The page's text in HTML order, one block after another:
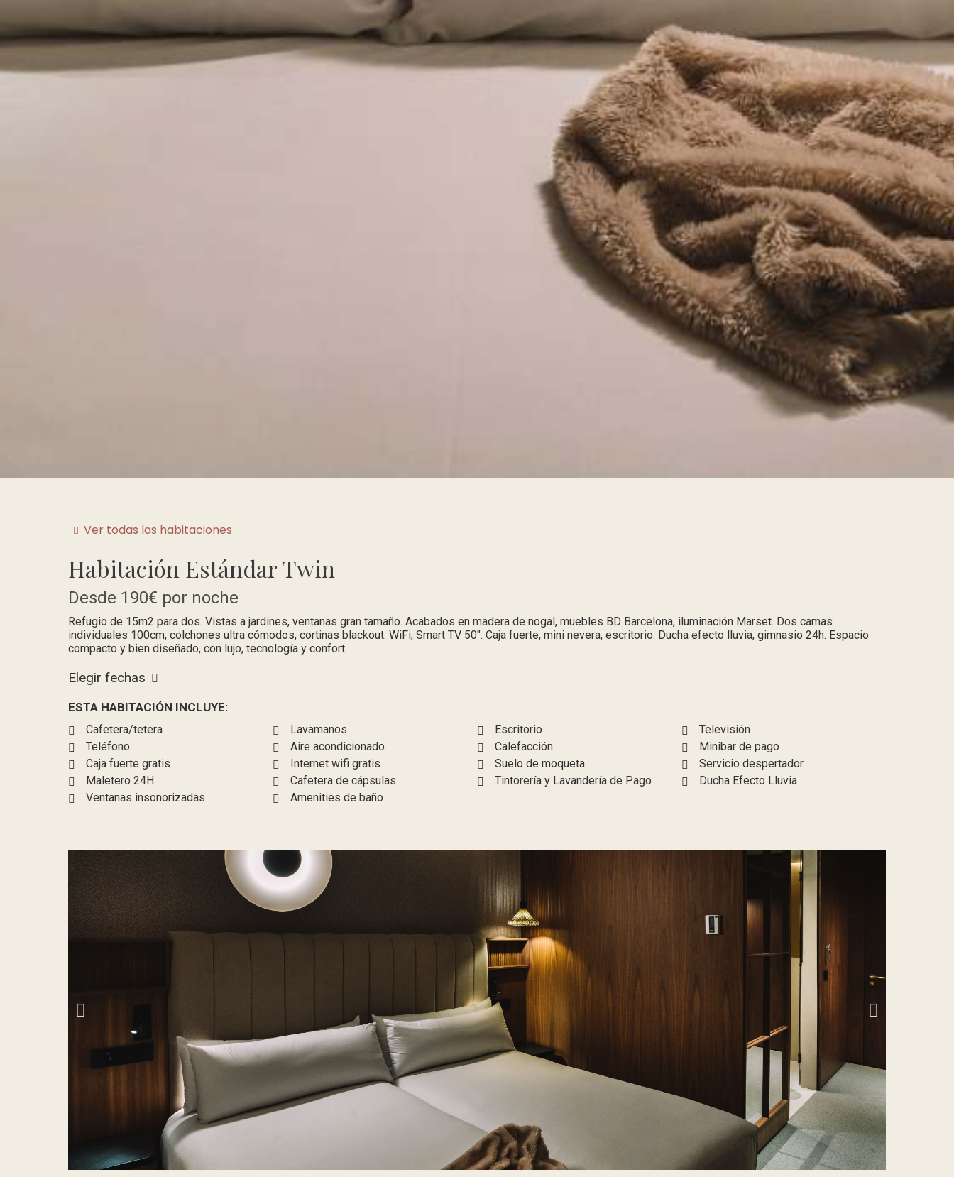
Ver todas las habitaciones
Habitación Estándar Twin
Desde 190€ por noche
Refugio de 15m2 para dos. Vistas a jardines, ventanas gran tamaño. Acabados en madera de nogal, muebles BD Barcelona, iluminación Marset. Dos camas
individuales 100cm, colchones ultra cómodos, cortinas blackout. WiFi, Smart TV 50". Caja fuerte, mini nevera, escritorio. Ducha efecto lluvia, gimnasio 24h. Espacio
compacto y bien diseñado, con lujo, tecnología y confort.
Elegir fechas
ESTA HABITACIÓN INCLUYE:
Cafetera/tetera Lavamanos Escritorio
Televisión
Teléfono
Aire acondicionado Calefacción
Minibar de pago
Caja fuerte gratis
Internet wifi gratis Suelo de moqueta
Servicio despertador
Maletero 24H
Cafetera de cápsulas Tintorería y Lavandería de Pago
Ducha Efecto Lluvia
Ventanas insonorizadas
Amenities de baño